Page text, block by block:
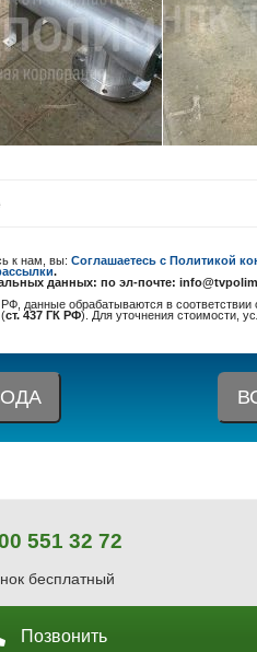
к нам, вы: Соглашаетесь с Политикой
.
данных: по эл-почте:
данные обрабатываются в соответствии
ст. 437 ГК РФ). Для уточнения стоимости,
551 32 72
бесплатный
Позвонить